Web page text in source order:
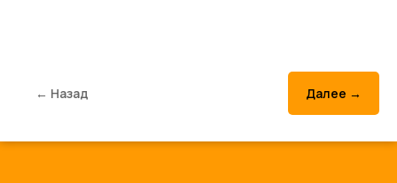
← Назад Далее →